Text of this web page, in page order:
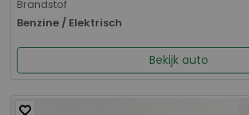
Brandstof
Benzine / Elektrisch
Bekijk auto